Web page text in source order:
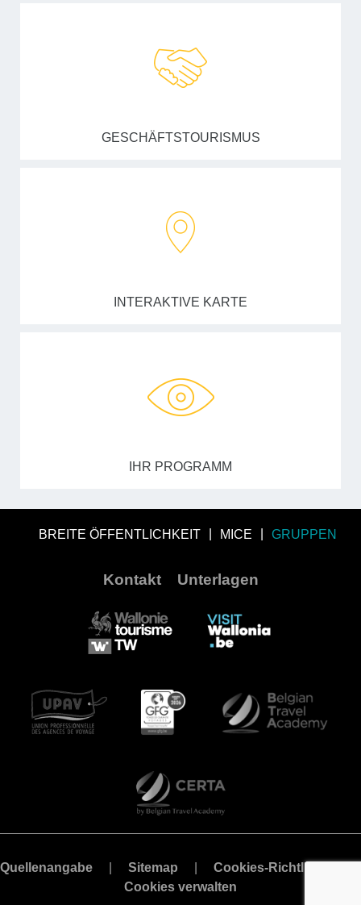
GESCHÄFTSTOURISMUS
INTERAKTIVE KARTE
IHR PROGRAMM
BREITE ÖFFENTLICHKEIT MICE GRUPPEN
Kontakt Unterlagen
Quellenangabe Sitemap
Cookies-Richtlinie
Cookies verwalten